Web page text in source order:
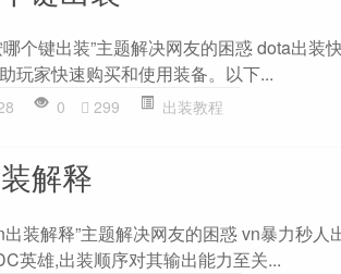
个键出装”主题解决网友的困惑 dota出装
玩家快速购买和使用装备。以下...
0 299 出装教程
解释
出装解释”主题解决网友的困惑 vn暴力秒
英雄,出装顺序对其输出能力至关...